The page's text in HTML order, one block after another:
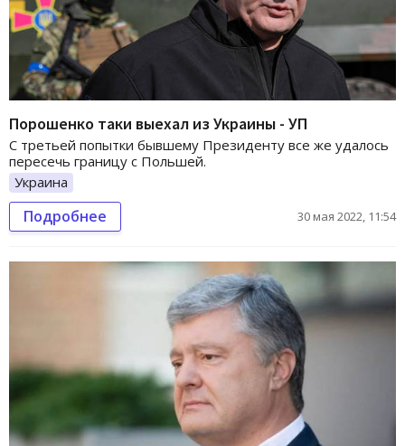
Порошенко таки выехал из Украины - УП
С третьей попытки бывшему Президенту все же удалось
пересечь границу с Польшей.
Украина
Подробнее 30 мая 2022, 11:54